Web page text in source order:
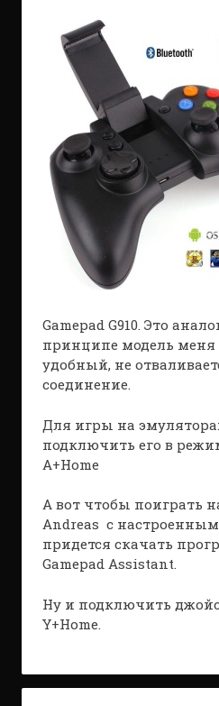
Gamepad G910. Это
принципе модель меня
удобный, не
соединение.
Для игры на
подключить его в
A+Home
А вот чтобы поиграть
Andreas с
придется скачать
Gamepad Assistant.
Ну и подключить
Y+Home.